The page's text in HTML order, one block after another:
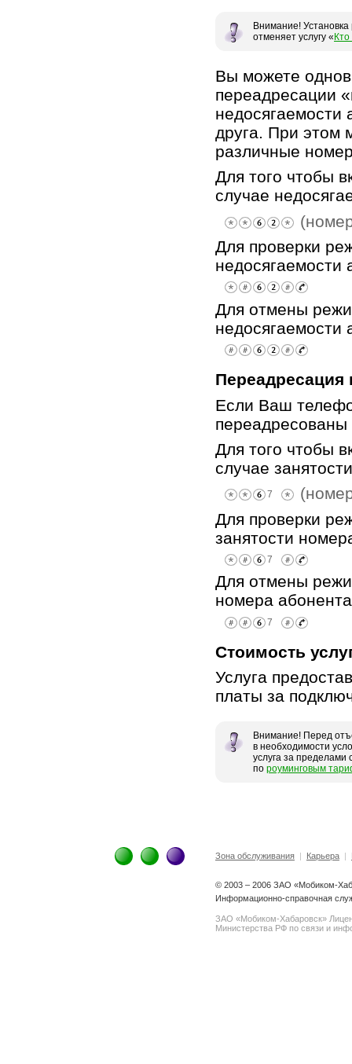
Внимание!
отменяет услугу «
Вы можете
переадресации
недосягаемости
друга. При этом
различные
Для того чтобы
случае
Для проверки
недосягаемости
Для отмены
недосягаемости
Переадресация
Если Ваш
Для того чтобы
случае
Для проверки
занятости
Для отмены
номера
Стоимость
Услуга
платы за
Внимание! Перед
в необходимости
услуга за
по роуминговым
Зона обслуживания| Карьера|
© 2003 – 2006 ЗАО «Мобиком-
Информационно-справочная
ЗАО «Мобиком-Хабаровск»
Министерства РФ по связи и